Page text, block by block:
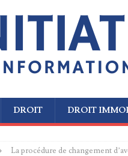
DROIT DROIT
La procédure de changement